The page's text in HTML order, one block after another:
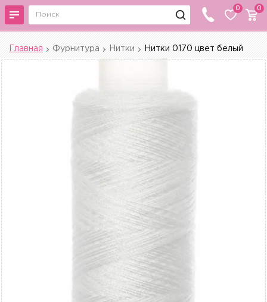
0 0
Главная Фурнитура Нитки Нитки 0170 цвет белый